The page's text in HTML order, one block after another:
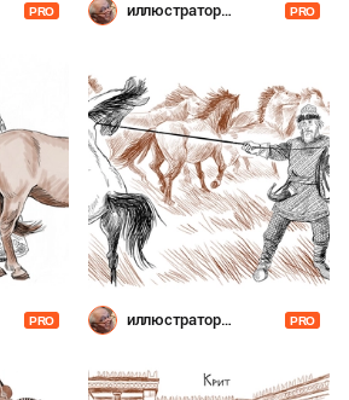
PRO
иллюстратор
PRO
PRO
иллюстратор
PRO